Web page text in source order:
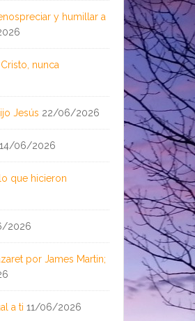
y humillar a
nunca
Jesús 22/06/2026
14/06/2026
que hicieron
2026
por James Martin;
a ti 11/06/2026